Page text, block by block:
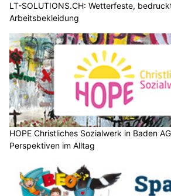
LT-SOLUTIONS.CH: Wetterfeste,
Arbeitsbekleidung
HOPE Christliches Sozialwerk in Baden
Perspektiven im Alltag